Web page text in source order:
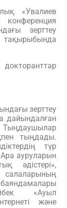
«Увалиев
конференция
зерттеу
зерттеу
дайындалған
тыңдады.
түр
ауруларын
әдістері»,
салаларының
«Ауыл
және